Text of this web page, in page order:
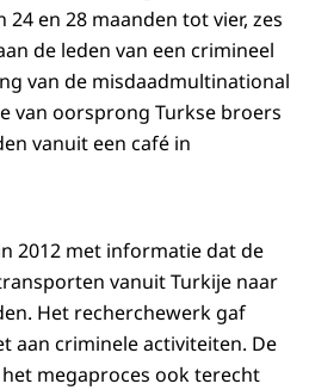
en 28 maanden tot vier, zes
de leden van een crimineel
van de misdaadmultinational
van oorsprong Turkse broers
vanuit een café in
2012 met informatie dat de
vanuit Turkije naar
Het recherchewerk gaf
aan criminele activiteiten. De
megaproces ook terecht